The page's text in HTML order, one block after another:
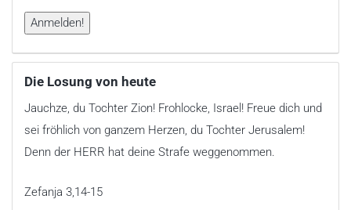
Die Losung von heute
Jauchze, du Tochter Zion! Frohlocke, Israel! Freue dich und
sei fröhlich von ganzem Herzen, du Tochter Jerusalem!
Denn der HERR hat deine Strafe weggenommen.
Zefanja 3,14-15